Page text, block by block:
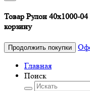
Товар Рулон
корзину
Продолжить покупки
Главная
Поиск